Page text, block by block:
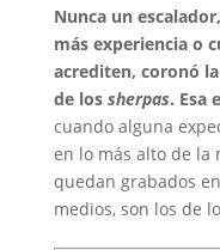
Nunca un
más experiencia o
acrediten, coronó
de los sherpas. Esa
cuando alguna
en lo más alto de la
quedan grabados
medios, son los de